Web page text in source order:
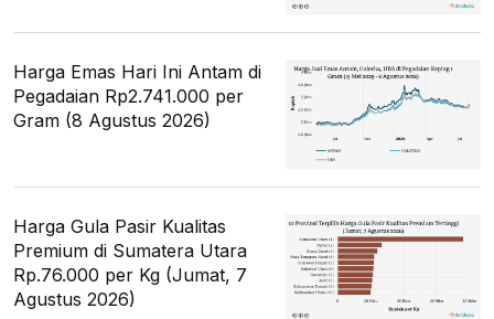
Harga Emas Hari Ini Antam di
Pegadaian Rp2.741.000 per
Gram (8 Agustus 2026)
Harga Gula Pasir Kualitas
Premium di Sumatera Utara
Rp.76.000 per Kg (Jumat, 7
Agustus 2026)